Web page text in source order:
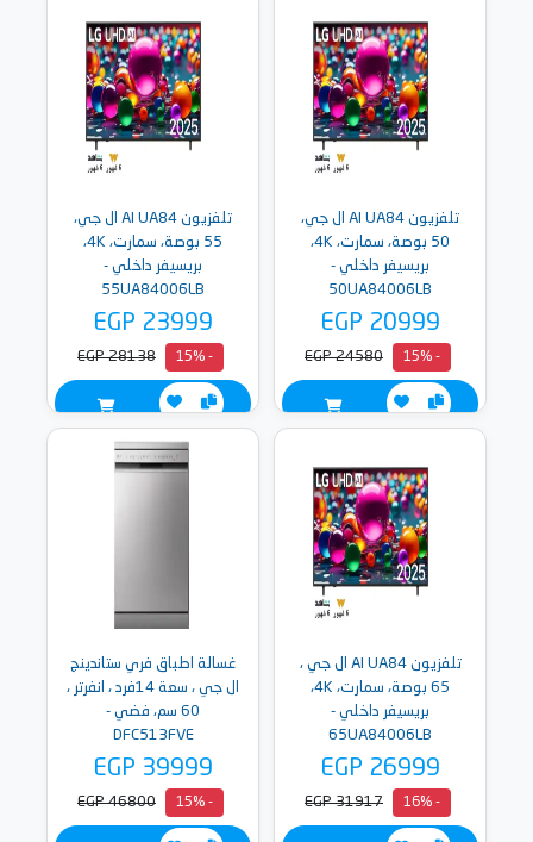
تلفزيون AI UA84 ال جي،
50 بوصة، سمارت، 4K،
بريسيفر داخلي -
50UA84006LB
EGP 20999
- 15%
EGP 24580
تلفزيون AI UA84 ال جي،
55 بوصة، سمارت، 4K،
بريسيفر داخلي -
55UA84006LB
EGP 23999
- 15%
EGP 28138
تلفزيون AI UA84 ال جي ،
65 بوصة، سمارت، 4K،
بريسيفر داخلي -
65UA84006LB
EGP 26999
- 16%
EGP 31917
غسالة اطباق فري ستاندينج
ال جي ، سعة 14فرد ، انفرتر ،
60 سم، فضي -
DFC513FVE
EGP 39999
- 15%
EGP 46800